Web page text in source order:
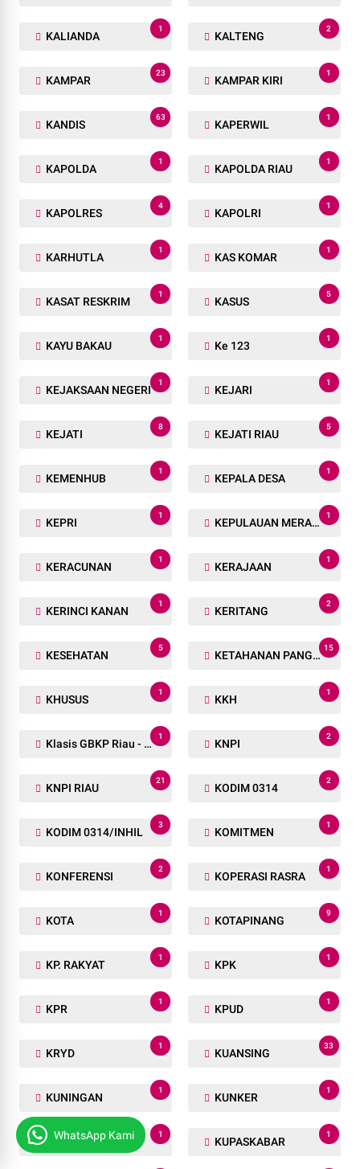
KALIANDA
1
KALTENG
2
KAMPAR
23
KAMPAR KIRI
1
KANDIS
63
KAPERWIL
1
KAPOLDA
1
KAPOLDA RIAU
1
KAPOLRES
4
KAPOLRI
1
KARHUTLA
1
KAS KOMAR
1
KASAT RESKRIM
1
KASUS
5
KAYU BAKAU
1
Ke 123
1
KEJAKSAAN NEGERI
1
KEJARI
1
KEJATI
8
KEJATI RIAU
5
KEMENHUB
1
KEPALA DESA
1
KEPRI
1
KEPULAUAN MERANTI
1
KERACUNAN
1
KERAJAAN
1
KERINCI KANAN
1
KERITANG
2
KESEHATAN
5
KETAHANAN PANGAN
15
KHUSUS
1
KKH
1
Klasis GBKP Riau - Sumbar.
1
KNPI
2
KNPI RIAU
21
KODIM 0314
2
KODIM 0314/INHIL
3
KOMITMEN
1
KONFERENSI
2
KOPERASI RASRA
1
KOTA
1
KOTAPINANG
9
KP. RAKYAT
1
KPK
1
KPR
1
KPUD
1
KRYD
1
KUANSING
33
KUNINGAN
1
KUNKER
1
KUPANG
1
KUPASKABAR
1
WhatsApp Kami